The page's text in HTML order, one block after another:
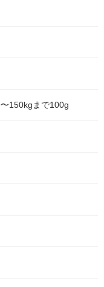
150kgまで100g